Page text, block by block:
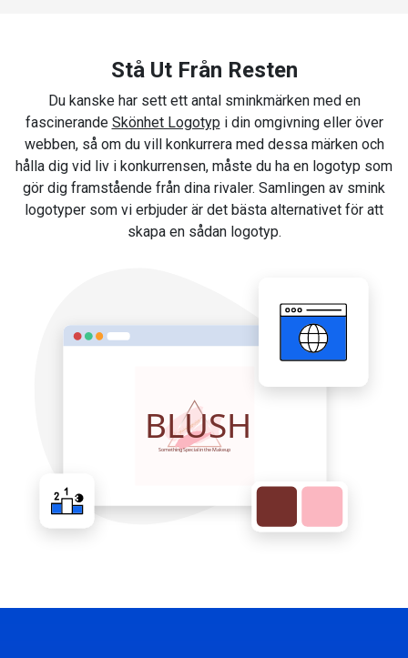
Stå Ut Från Resten
Du kanske har sett ett antal sminkmärken med en
fascinerande Skönhet Logotyp i din omgivning eller över
webben, så om du vill konkurrera med dessa märken och
hålla dig vid liv i konkurrensen, måste du ha en logotyp som
gör dig framstående från dina rivaler. Samlingen av smink
logotyper som vi erbjuder är det bästa alternativet för att
skapa en sådan logotyp.